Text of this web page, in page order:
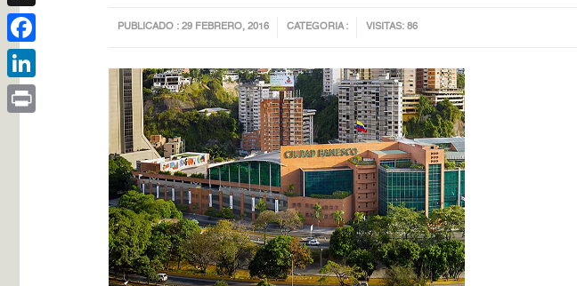
PUBLICADO : 29 FEBRERO, 2016 CATEGORIA : VISITAS: 86
X
Facebook
LinkedIn